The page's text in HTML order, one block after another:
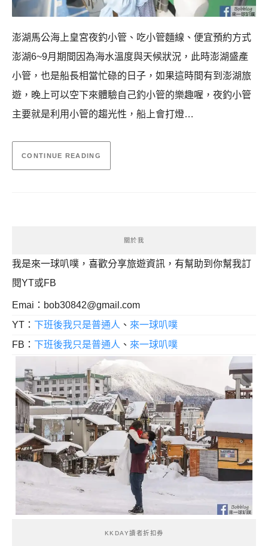
澎湖馬公海上皇宮夜釣小管、吃小管麵線、便宜預約方式
澎湖6~9月期間因為海水溫度與天候狀況，此時澎湖盛產
小管，也是船長相當忙碌的日子，如果這時間有到澎湖旅
遊，晚上可以空下來體驗自己釣小管的樂趣喔，夜釣小管
主要就是利用小管的趨光性，船上會打燈…
CONTINUE READING
關於我
我是來一球叭噗，喜歡分享旅遊資訊，有幫助到你幫我訂
閱YT或FB
Emai： bob30842@gmail.com
YT： 下班後我只是普通人 、 來一球叭噗
FB： 下班後我只是普通人 、 來一球叭噗
KKDAY讀者折扣券